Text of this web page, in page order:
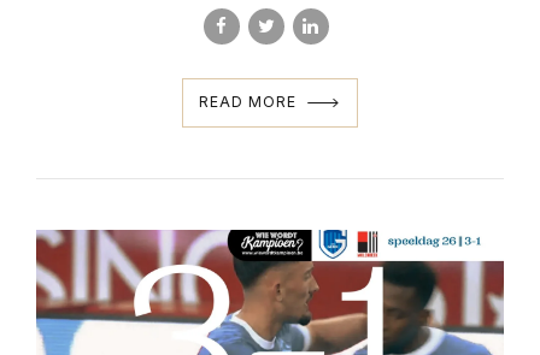
READ MORE